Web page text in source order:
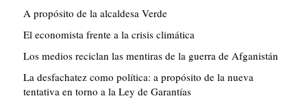
A propósito de la alcaldesa Verde
El economista frente a la crisis climática
Los medios reciclan las mentiras de la guerra de Afganistán
La desfachatez como política: a propósito de la nueva
tentativa en torno a la Ley de Garantías